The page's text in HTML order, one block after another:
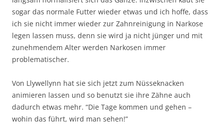
sogar das normale Futter wieder etwas und ich hoffe, dass
ich sie nicht immer wieder zur Zahnreinigung in Narkose
legen lassen muss, denn sie wird ja nicht jünger und mit
zunehmendem Alter werden Narkosen immer
problematischer.
Von Llywellynn hat sie sich jetzt zum Nüsseknacken
animieren lassen und so benutzt sie ihre Zähne auch
dadurch etwas mehr. “Die Tage kommen und gehen –
wohin das führt, wird man sehen!”